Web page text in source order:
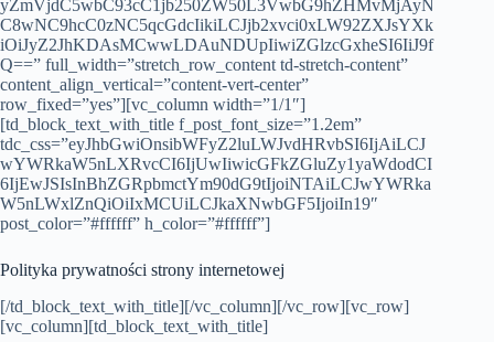
yZmVjdC5wbC93cC1jb250ZW50L3VwbG9hZHMvMjAyN
C8wNC9hcC0zNC5qcGdcIikiLCJjb2xvci0xLW92ZXJsYXk
iOiJyZ2JhKDAsMCwwLDAuNDUpIiwiZGlzcGxheSI6IiJ9f
Q==” full_width=”stretch_row_content td-stretch-content”
content_align_vertical=”content-vert-center”
row_fixed=”yes”][vc_column width=”1/1″]
[td_block_text_with_title f_post_font_size=”1.2em”
tdc_css=”eyJhbGwiOnsibWFyZ2luLWJvdHRvbSI6IjAiLCJ
wYWRkaW5nLXRvcCI6IjUwIiwicGFkZGluZy1yaWdodCI
6IjEwJSIsInBhZGRpbmctYm90dG9tIjoiNTAiLCJwYWRka
W5nLWxlZnQiOiIxMCUiLCJkaXNwbGF5IjoiIn19″
post_color=”#ffffff” h_color=”#ffffff”]
Polityka prywatności strony internetowej
[/td_block_text_with_title][/vc_column][/vc_row][vc_row]
[vc_column][td_block_text_with_title]